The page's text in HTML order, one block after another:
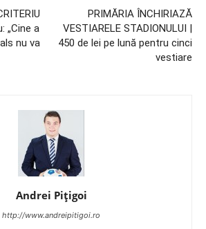
„Cine a
nu va
PRIMĂRIA ÎNCHIRIAZĂ
VESTIARELE STADIONULUI |
450 de lei pe lună pentru cinci
vestiare
Andrei Pițigoi
http://www.andreipitigoi.ro